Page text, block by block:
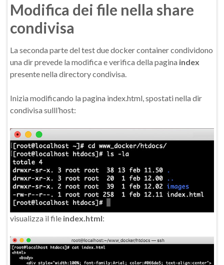
Modifica dei file nella share
condivisa
La seconda parte del test due docker container condividono
una dir prevede la modifica e verifica della pagina index
presente nella directory condivisa.
Inizia modificando la pagina index.html, spostati nella dir
condivisa sulll’host:
visualizza il file index.html: